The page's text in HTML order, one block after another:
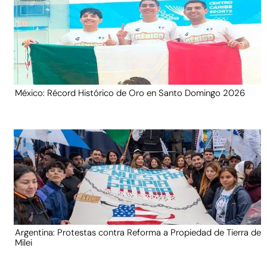
México: Récord Histórico de Oro en Santo Domingo 2026
Argentina: Protestas contra Reforma a Propiedad de Tierra de
Milei